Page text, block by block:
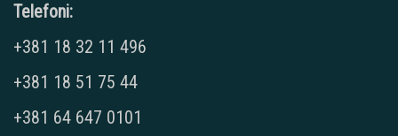
Telefoni:
+381 18 32 11 496
+381 18 51 75 44
+381 64 647 0101